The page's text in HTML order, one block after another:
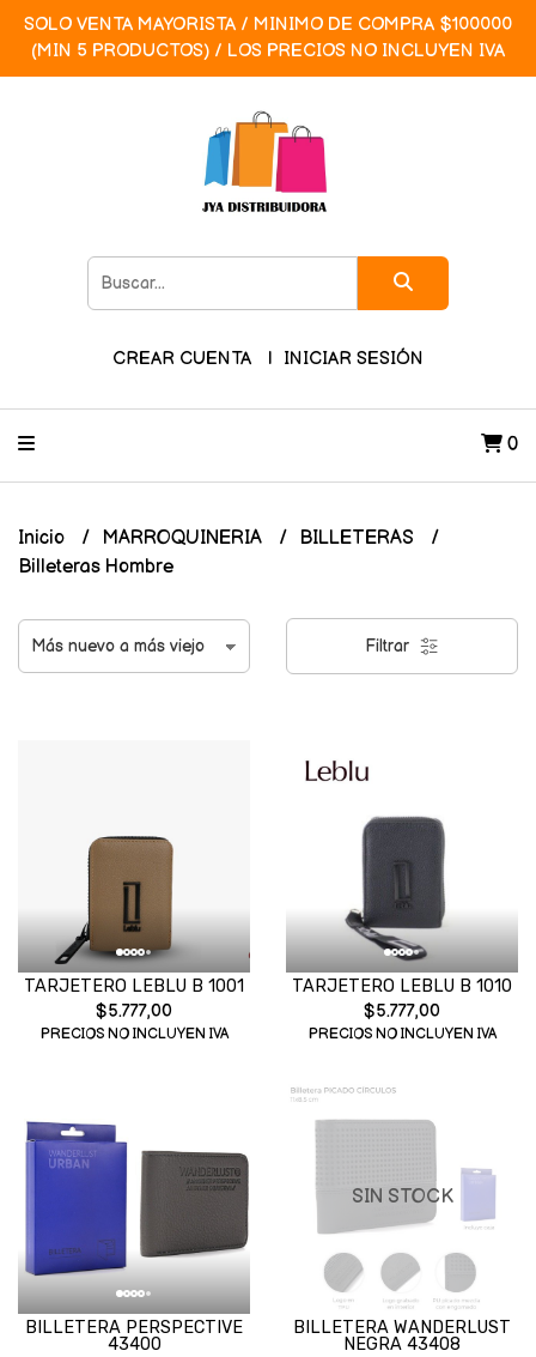
SOLO VENTA MAYORISTA / MINIMO DE COMPRA $100000
(MIN 5 PRODUCTOS) / LOS PRECIOS NO INCLUYEN IVA
CREAR CUENTA INICIAR SESIÓN
0
Inicio MARROQUINERIA
BILLETERAS
Billeteras Hombre
Filtrar
TARJETERO LEBLU B 1001
$5.777,00
PRECIOS NO INCLUYEN IVA
TARJETERO LEBLU B 1010
$5.777,00
PRECIOS NO INCLUYEN IVA
BILLETERA PERSPECTIVE
43400
SIN STOCK
BILLETERA WANDERLUST
NEGRA 43408